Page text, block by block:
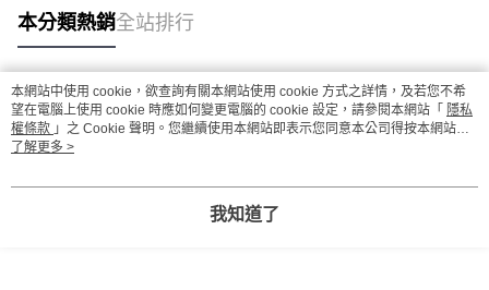
本分類熱銷全站排行
熱門標籤
本網站中使用 cookie，欲查詢有關本網站使用 cookie 方式之詳情，及若您不希
望在電腦上使用 cookie 時應如何變更電腦的 cookie 設定，請參閱本網站「 隱私
權條款 」之 Cookie 聲明。您繼續使用本網站即表示您同意本公司得按本網站使
用條款之 Cookie 聲明使用 cookie。
了解更多 >
我知道了